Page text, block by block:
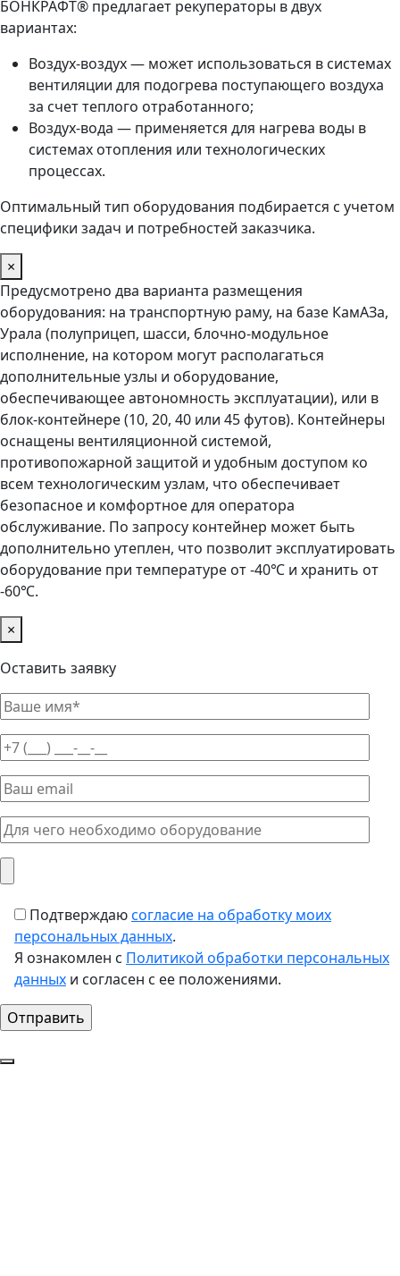
БОНКРАФТ® предлагает рекуператоры в двух
вариантах:
Воздух-воздух — может использоваться в системах
вентиляции для подогрева поступающего воздуха
за счет теплого отработанного;
Воздух-вода — применяется для нагрева воды в
системах отопления или технологических
процессах.
Оптимальный тип оборудования подбирается с учетом
специфики задач и потребностей заказчика.
×
Предусмотрено два варианта размещения
оборудования: на транспортную раму, на базе КамАЗа,
Урала (полуприцеп, шасси, блочно-модульное
исполнение, на котором могут располагаться
дополнительные узлы и оборудование,
обеспечивающее автономность эксплуатации), или в
блок-контейнере (10, 20, 40 или 45 футов). Контейнеры
оснащены вентиляционной системой,
противопожарной защитой и удобным доступом ко
всем технологическим узлам, что обеспечивает
безопасное и комфортное для оператора
обслуживание. По запросу контейнер может быть
дополнительно утеплен, что позволит эксплуатировать
оборудование при температуре от -40℃ и хранить от
-60℃.
×
Оставить заявку
Подтверждаюсогласие на обработку моих
персональных данных.
Я ознакомлен с Политикой обработки персональных
данных и согласен с ее положениями.